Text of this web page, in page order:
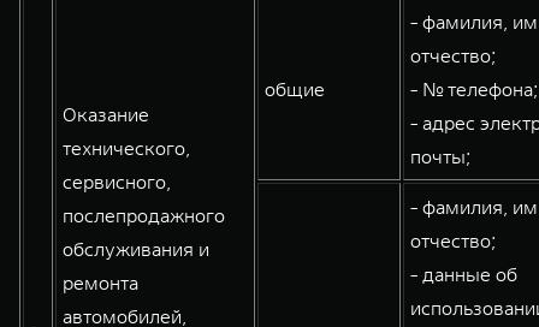
от 5 699 000 ₽
WEY 80
Масштаб возможностей
от 6 449 000 ₽
WEY 80 Лаундж
от 8 099 000 ₽
Оказание
технического,
сервисного,
послепродажного
обслуживания и
ремонта
автомобилей,
общие
- фамилия,
отчество;
- № телефона;
- адрес
почты;
- фамилия,
отчество;
- данные об